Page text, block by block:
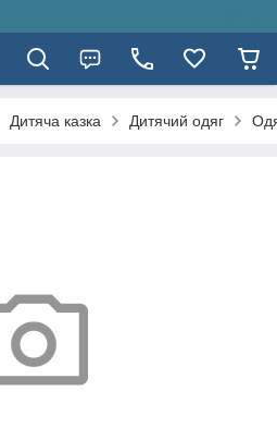
Дитяча казка Дитячий одяг